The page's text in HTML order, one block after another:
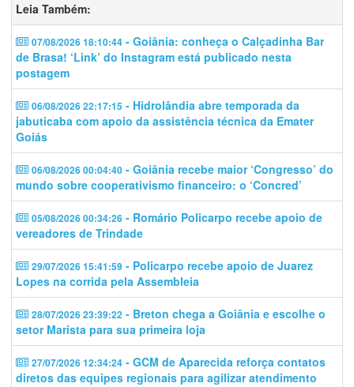
Leia Também:
07/08/2026 18:10:44 - Goiânia: conheça o Calçadinha Bar
de Brasa! ‘Link’ do Instagram está publicado nesta
postagem
06/08/2026 22:17:15 - Hidrolândia abre temporada da
jabuticaba com apoio da assistência técnica da Emater
Goiás
06/08/2026 00:04:40 - Goiânia recebe maior ‘Congresso’ do
mundo sobre cooperativismo financeiro: o ‘Concred’
05/08/2026 00:34:26 - Romário Policarpo recebe apoio de
vereadores de Trindade
29/07/2026 15:41:59 - Policarpo recebe apoio de Juarez
Lopes na corrida pela Assembleia
28/07/2026 23:39:22 - Breton chega a Goiânia e escolhe o
setor Marista para sua primeira loja
27/07/2026 12:34:24 - GCM de Aparecida reforça contatos
diretos das equipes regionais para agilizar atendimento